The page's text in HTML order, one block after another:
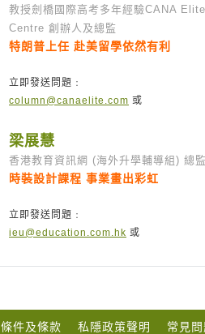
教授劍橋國際高考多年經驗CANA
Centre 創辦人及總監
特朗普上任 赴美留學依然有利
立即發送問題﹕
column@canaelite.com 或
梁展慧
香港教育資訊網 (海外升學輔導組) 總
時裝設計課程 事業畫出彩虹
立即發送問題﹕
ieu@education.com.hk 或
條件及條款 私隱政策聲明 常見